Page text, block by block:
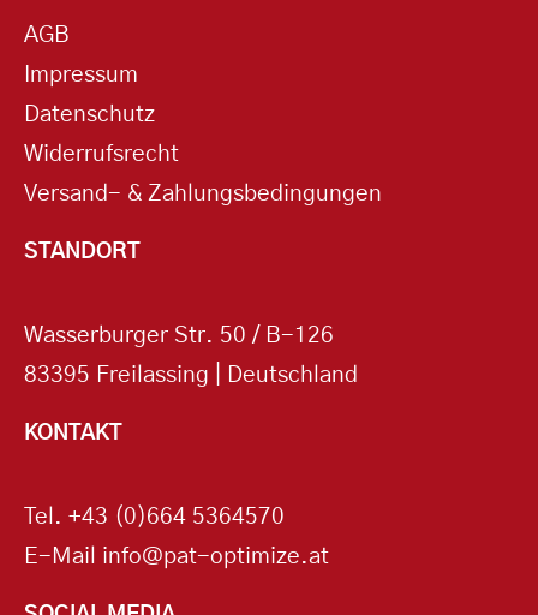
AGB
Impressum
Datenschutz
Widerrufsrecht
Versand- & Zahlungsbedingungen
STANDORT
Wasserburger Str. 50 / B-126
83395 Freilassing | Deutschland
KONTAKT
Tel. +43 (0)664 5364570
E-Mail info@pat-optimize.at